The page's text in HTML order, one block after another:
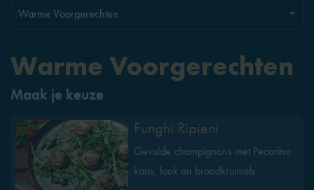
Warme Voorgerechten
Maak je keuze
Funghi Ripieni
Gevulde champignons met Pecorino
kaas, look en broodkruimels